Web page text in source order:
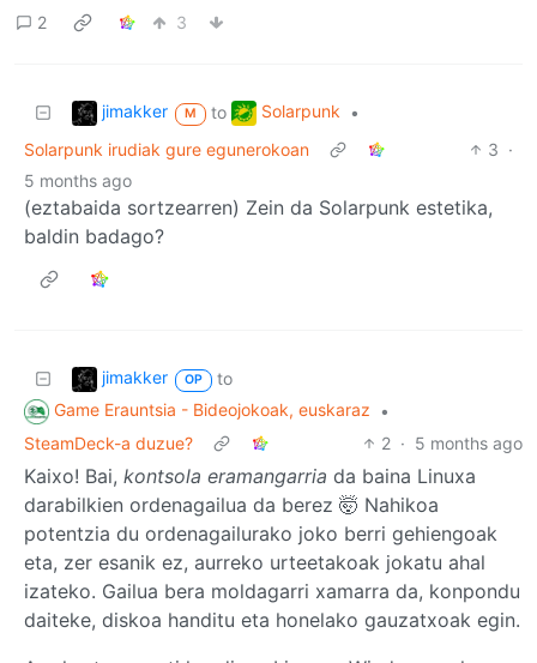
2 3
jimakker M to Solarpunk
•
Solarpunk irudiak gure egunerokoan
3 ·
5 months ago
(eztabaida sortzearren) Zein da Solarpunk estetika,
baldin badago?
jimakker OP
to
Game Erauntsia - Bideojokoak, euskaraz
•
SteamDeck-a duzue?
2 · 5 months ago
Kaixo! Bai, kontsola eramangarria da baina Linuxa
darabilkien ordenagailua da berez 🤯 Nahikoa
potentzia du ordenagailurako joko berri gehiengoak
eta, zer esanik ez, aurreko urteetakoak jokatu ahal
izateko. Gailua bera moldagarri xamarra da, konpondu
daiteke, diskoa handitu eta honelako gauzatxoak egin.